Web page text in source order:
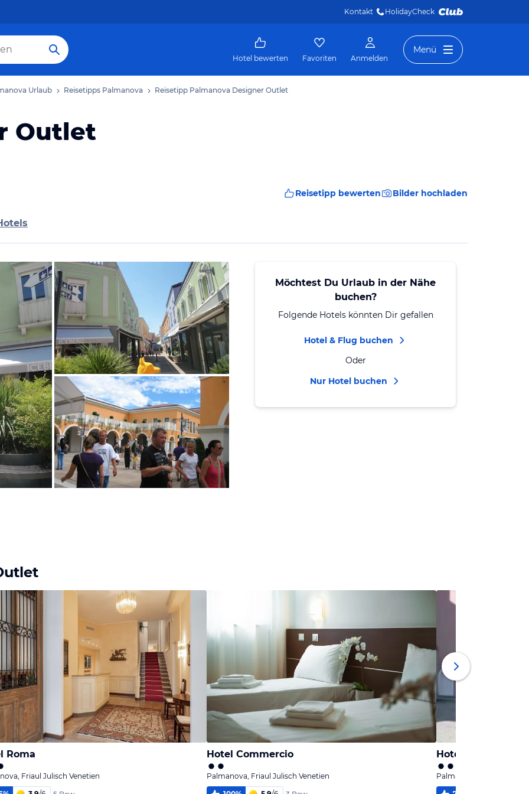
Kontakt HolidayCheck
Hotel bewerten Favoriten Anmelden
Menü
Urlaub Reisetipps Palmanova Reisetipp Palmanova Designer Outlet
Outlet
Reisetipp bewerten Bilder hochladen
Bild melden
von Klaudia
Möchtest Du Urlaub in der Nähe
buchen?
Folgende Hotels könnten Dir gefallen
Hotel & Flug buchen
Oder
Nur Hotel buchen
Roma
Friaul Julisch Venetien
Hotel Commercio
Palmanova, Friaul Julisch Venetien
Hotel Ai Dogi
Palmanova, Friaul Julisch